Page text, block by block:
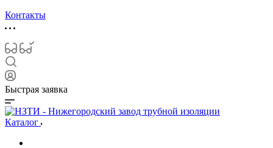
Контакты
Быстрая заявка
Каталог